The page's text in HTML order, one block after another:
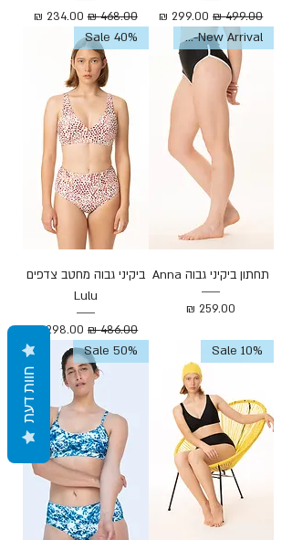
מחיר רגיל‏499.00 ‏₪ מחיר מבצע מחיר רגיל‏468.00 ‏₪ מחיר מבצע
New Arrival-חדש
תחתון ביקיני גבוה Anna
מחיר
Sale 40%
ביקיני גבוה מחטב צדפים
Lulu
מחיר רגיל‏486.00 ‏₪ מחיר מבצע
Sale 10%
Sale 50%
חוות דעת